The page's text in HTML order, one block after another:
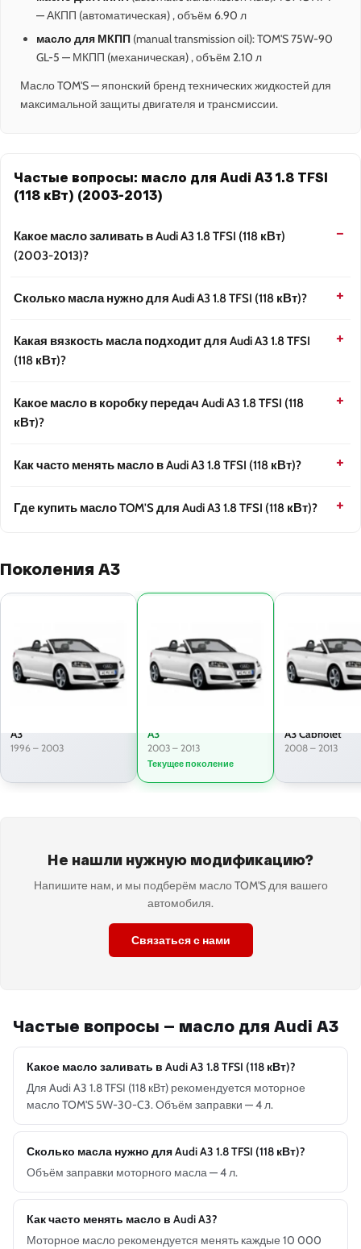
— АКПП (автоматическая) , объём 6.90 л
масло для МКПП (manual transmission oil): TOM'S 75W-90
GL-5 — МКПП (механическая) , объём 2.10 л
Масло TOM'S — японский бренд технических жидкостей для
максимальной защиты двигателя и трансмиссии.
Частые вопросы: масло для Audi A3 1.8 TFSI
(118 кВт) (2003-2013)
Какое масло заливать в Audi A3 1.8 TFSI (118 кВт)
(2003-2013)?
Сколько масла нужно для Audi A3 1.8 TFSI (118 кВт)?
Какая вязкость масла подходит для Audi A3 1.8 TFSI
(118 кВт)?
Какое масло в коробку передач Audi A3 1.8 TFSI (118
кВт)?
Как часто менять масло в Audi A3 1.8 TFSI (118 кВт)?
Где купить масло TOM'S для Audi A3 1.8 TFSI (118 кВт)?
Поколения A3
A3
1996 – 2003
A3
2003 – 2013
Текущее поколение
A3 Cabriolet
2008 – 2013
Не нашли нужную модификацию?
Напишите нам, и мы подберём масло TOM'S для вашего
автомобиля.
Связаться с нами
Частые вопросы — масло для Audi A3
Какое масло заливать в Audi A3 1.8 TFSI (118 кВт)?
Для Audi A3 1.8 TFSI (118 кВт) рекомендуется моторное
масло TOM'S 5W-30-C3. Объём заправки — 4 л.
Сколько масла нужно для Audi A3 1.8 TFSI (118 кВт)?
Объём заправки моторного масла — 4 л.
Как часто менять масло в Audi A3?
Моторное масло рекомендуется менять каждые 10 000